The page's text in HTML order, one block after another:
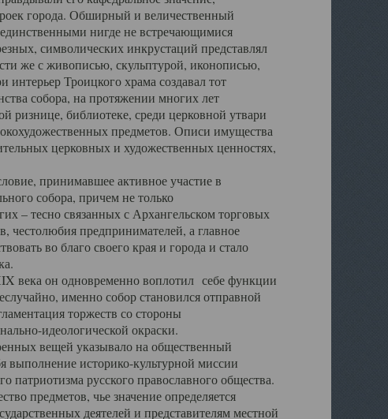
города. Обширный и величественный
нигде не встречающимися
символических инкрустаций представлял
же с живописью, скульптурой, иконописью,
Троицкого храма создавал тот
собора, на протяжении многих лет
библиотеке, среди церковной утвари
предметов. Описи имущества
церковных и художественных ценностях,
принимавшее активное участие в
собора, причем не только
– тесно связанных с Архангельском торговых
честолюбия предпринимателей, а главное
во благо своего края и города и стало
он одновременно воплотил себе функции
именно собор становился отправной
торжеств со стороны
идеологической окраски.
вещей указывало на общественный
выполнение историко-культурной миссии
патриотизма русского православного общества.
предметов, чье значение определяется
деятелей и представителям местной